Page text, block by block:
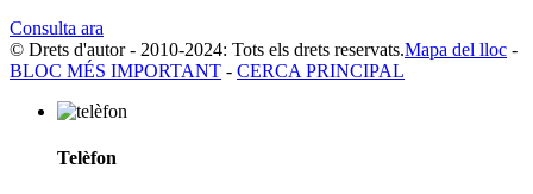
Consulta ara
© Drets d'autor - 2010-2024: Tots els drets reservats.Mapa del lloc -
BLOC MÉS IMPORTANT - CERCA PRINCIPAL
Telèfon